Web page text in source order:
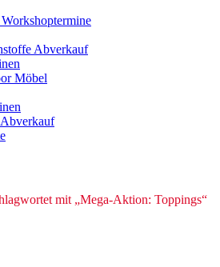
Abverkauf
Möbel
mit „Mega-Aktion: Toppings“